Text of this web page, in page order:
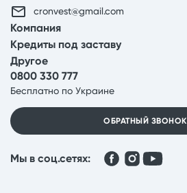
cronvest@gmail.com
Компания
Кредиты под заставу
Другое
0800 330 777
Бесплатно по Украине
ОБРАТНЫЙ ЗВОНОК
Мы в соц.сетях: